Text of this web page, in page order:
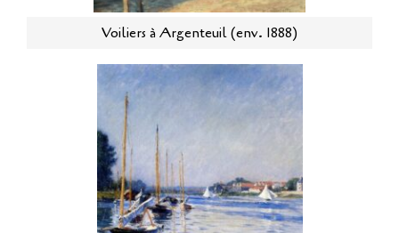
Voiliers à Argenteuil (env. 1888)